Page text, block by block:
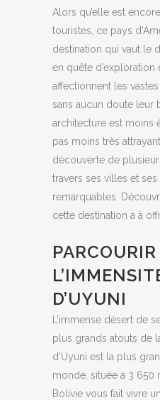
Alors qu’elle est
touristes, ce pays
destination qui vaut le
en quête d’exploration
affectionnent les
sans aucun doute leur
architecture est moins
pas moins très
découverte de
travers ses villes et ses
remarquables.
cette destination a à
PARCOURIR
D’UYUNI
L’immense désert de
plus grands atouts de
d’Uyuni est la plus
monde, située à 3 650
Bolivie vous fait vivre un